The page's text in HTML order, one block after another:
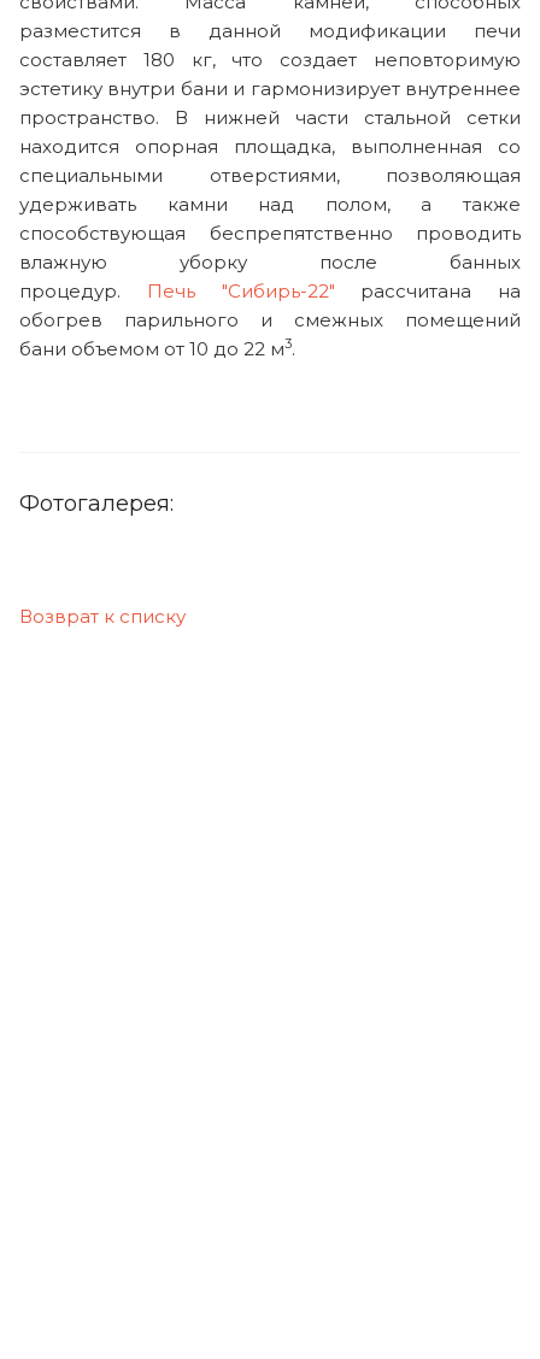
разместится в данной модификации печи
составляет 180 кг, что создает неповторимую
эстетику внутри бани и гармонизирует внутреннее
пространство. В нижней части стальной сетки
находится опорная площадка, выполненная со
специальными отверстиями, позволяющая
удерживать камни над полом, а также
способствующая беспрепятственно проводить
влажную уборку после банных
процедур. Печь "Сибирь-22" рассчитана на
обогрев парильного и смежных помещений
бани объемом от 10 до 22 м3.
Фотогалерея:
Возврат к списку